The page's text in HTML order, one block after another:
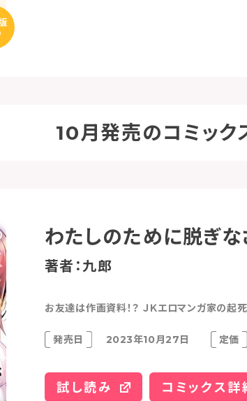
10月発売のコミック
わたしのために脱ぎな
著者：九郎
お友達は作画資料！？ ＪＫエロマンガ家の起死
発売日 2023年10月27日 定価
試し読み コミックス詳